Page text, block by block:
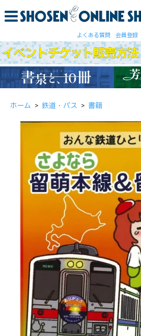
よくある質問 会員登録
ホーム > 鉄道・バス > 書籍